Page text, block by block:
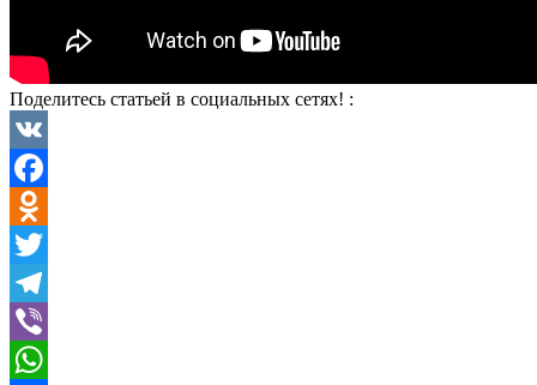
Поделитесь статьей в социальных сетях! :
VK
Facebook
Odnoklassniki
Twitter
Telegram
Viber